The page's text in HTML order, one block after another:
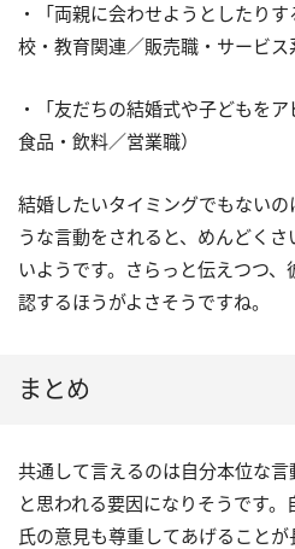
・「両親に会わせようとしたり
校・教育関連／販売職・サービス
・「友だちの結婚式や子どもを
食品・飲料／営業職）
結婚したいタイミングでもない
うな言動をされると、めんどく
いようです。さらっと伝えつつ
認するほうがよさそうですね。
まとめ
共通して言えるのは自分本位な
と思われる要因になりそうです
氏の意見も尊重してあげること